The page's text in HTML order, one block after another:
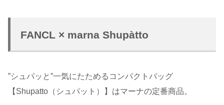
FANCL × marna Shupàtto
”シュパッと”一気にたためるコンパクトバッグ
【Shupatto（シュパット）】はマーナの定番商品。